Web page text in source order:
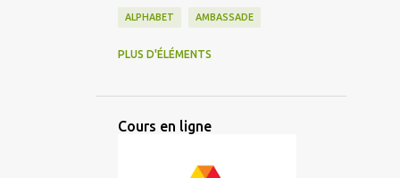
ALPHABET AMBASSADE
AMERICAIN
ARGENT
PLUS D'ÉLÉMENTS
Cours en ligne